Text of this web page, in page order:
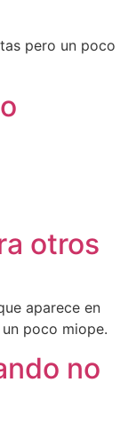
pero un poco
otros
aparece en
poco miope.
no